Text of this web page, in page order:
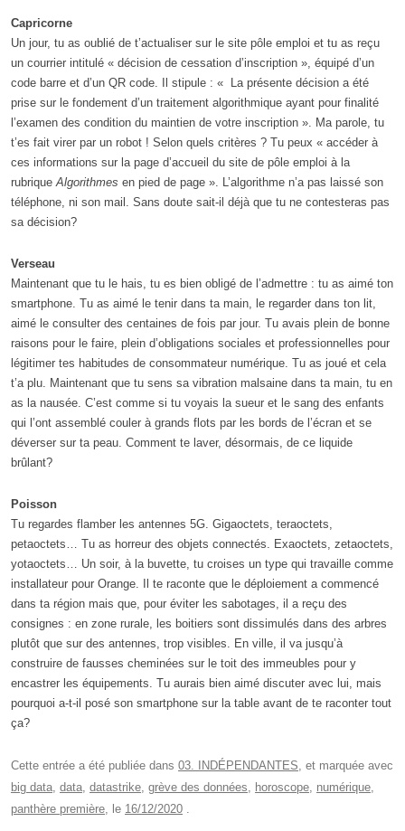
Capricorne
Un jour, tu as oublié de t’actualiser sur le site pôle emploi et tu as reçu
un courrier intitulé « décision de cessation d’inscription », équipé d’un
code barre et d’un QR code. Il stipule : « La présente décision a été
prise sur le fondement d’un traitement algorithmique ayant pour finalité
l’examen des condition du maintien de votre inscription ». Ma parole, tu
t’es fait virer par un robot ! Selon quels critères ? Tu peux « accéder à
ces informations sur la page d’accueil du site de pôle emploi à la
rubriqueAlgorithmes en pied de page ». L’algorithme n’a pas laissé son
téléphone, ni son mail. Sans doute sait-il déjà que tu ne contesteras pas
sa décision?
Verseau
Maintenant que tu le hais, tu es bien obligé de l’admettre : tu as aimé ton
smartphone. Tu as aimé le tenir dans ta main, le regarder dans ton lit,
aimé le consulter des centaines de fois par jour. Tu avais plein de bonne
raisons pour le faire, plein d’obligations sociales et professionnelles pour
légitimer tes habitudes de consommateur numérique. Tu as joué et cela
t’a plu. Maintenant que tu sens sa vibration malsaine dans ta main, tu en
as la nausée. C’est comme si tu voyais la sueur et le sang des enfants
qui l’ont assemblé couler à grands flots par les bords de l’écran et se
déverser sur ta peau. Comment te laver, désormais, de ce liquide
brûlant?
Poisson
Tu regardes flamber les antennes 5G. Gigaoctets, teraoctets,
petaoctets… Tu as horreur des objets connectés. Exaoctets, zetaoctets,
yotaoctets… Un soir, à la buvette, tu croises un type qui travaille comme
installateur pour Orange. Il te raconte que le déploiement a commencé
dans ta région mais que, pour éviter les sabotages, il a reçu des
consignes : en zone rurale, les boitiers sont dissimulés dans des arbres
plutôt que sur des antennes, trop visibles. En ville, il va jusqu’à
construire de fausses cheminées sur le toit des immeubles pour y
encastrer les équipements. Tu aurais bien aimé discuter avec lui, mais
pourquoi a-t-il posé son smartphone sur la table avant de te raconter tout
ça?
Cette entrée a été publiée dans 03. INDÉPENDANTES, et marquée avec
big data, data, datastrike, grève des données, horoscope, numérique,
panthère première, le 16/12/2020 .